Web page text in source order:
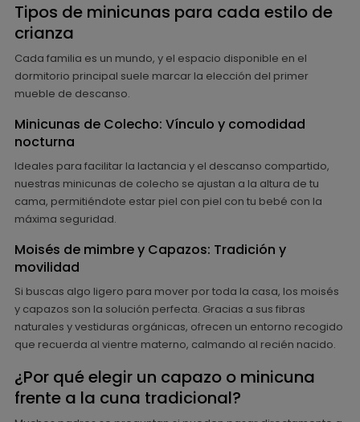
Tipos de minicunas para cada estilo de
crianza
Cada familia es un mundo, y el espacio disponible en el
dormitorio principal suele marcar la elección del primer
mueble de descanso.
Minicunas de Colecho: Vínculo y comodidad
nocturna
Ideales para facilitar la lactancia y el descanso compartido,
nuestras minicunas de colecho se ajustan a la altura de tu
cama, permitiéndote estar piel con piel con tu bebé con la
máxima seguridad.
Moisés de mimbre y Capazos: Tradición y
movilidad
Si buscas algo ligero para mover por toda la casa, los moisés
y capazos son la solución perfecta. Gracias a sus fibras
naturales y vestiduras orgánicas, ofrecen un entorno recogido
que recuerda al vientre materno, calmando al recién nacido.
¿Por qué elegir un capazo o minicuna
frente a la cuna tradicional?